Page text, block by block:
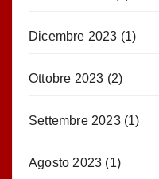
Dicembre 2023 (1)
Ottobre 2023 (2)
Settembre 2023(1)
Agosto 2023 (1)